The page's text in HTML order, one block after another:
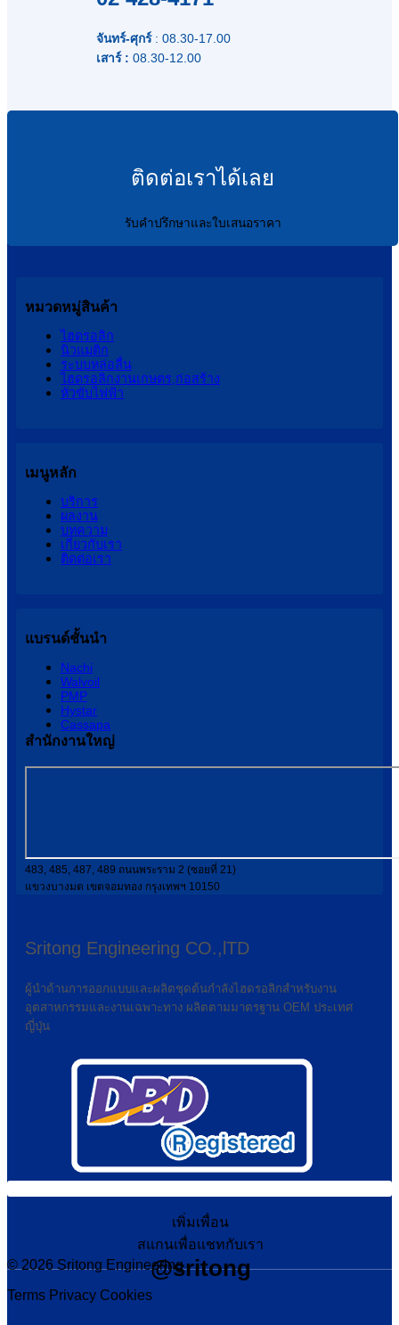
จันทร์-ศุกร์: 08.30-17.00
เสาร์ : 08.30-12.00
ติดต่อเราได้เลย
รับคำปรึกษาและใบเสนอราคา
หมวดหมู่สินค้า
ไฮดรอลิก
นิวแมติก
ระบบหล่อลื่น
ไฮดรอลิกงานเกษตร,ก่อสร้าง
หัวขับไฟฟ้า
เมนูหลัก
บริการ
ผลงาน
บทความ
เกี่ยวกับเรา
ติดต่อเรา
แบรนด์ชั้นนำ
Nachi
Walvoil
PMP
Hystar
Cassapa
สำนักงานใหญ่
483, 485, 487, 489 ถนนพระราม 2 (ซอยที่ 21)
แขวงบางมด เขตจอมทอง กรุงเทพฯ 10150
Sritong Engineering CO.,lTD
ผู้นำด้านการออกแบบและผลิตชุดต้นกำลังไฮดรอลิกสำหรับงาน
อุตสาหกรรมและงานเฉพาะทาง ผลิตตามมาตรฐาน OEM ประเทศ
ญี่ปุ่น
เพิ่มเพื่อน
สแกนเพื่อแชทกับเรา
@sritong
© 2026 Sritong Engineering
Terms Privacy Cookies